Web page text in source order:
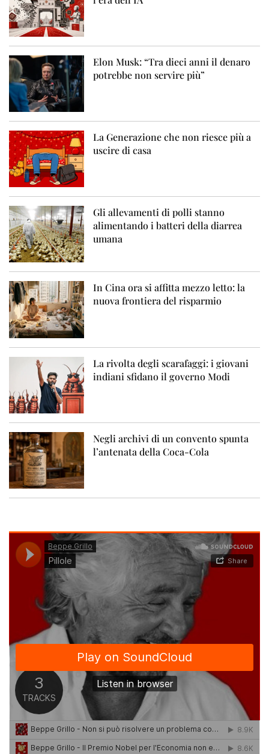
Elon Musk: “Tra dieci anni il denaro
potrebbe non servire più”
La Generazione che non riesce più a
uscire di casa
Gli allevamenti di polli stanno
alimentando i batteri della diarrea
umana
In Cina ora si affitta mezzo letto: la
nuova frontiera del risparmio
La rivolta degli scarafaggi: i giovani
indiani sfidano il governo Modi
Negli archivi di un convento spunta
l’antenata della Coca-Cola